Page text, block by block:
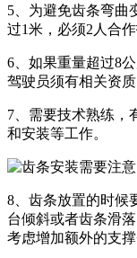
5、为避免齿条弯曲
过1米，必须2人合作
6、如果重量超过8
驾驶员须有相关资质
7、需要技术熟练，
和安装等工作。
8、齿条放置的时候
台倾斜或者齿条滑
考虑增加额外的支撑